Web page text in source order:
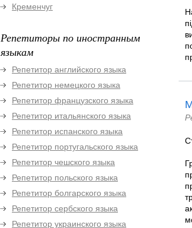
Кременчуг
Репетиторы по иностранным
языкам
Репетитор английского языка
Репетитор немецкого языка
Репетитор французского языка
Репетитор итальянского языка
Репетитор испанского языка
Репетитор португальского языка
Репетитор чешского языка
Репетитор польского языка
Репетитор болгарского языка
Репетитор сербского языка
Репетитор украинского языка